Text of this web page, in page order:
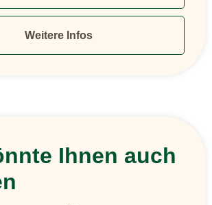
Weitere Infos
Ihnen auch